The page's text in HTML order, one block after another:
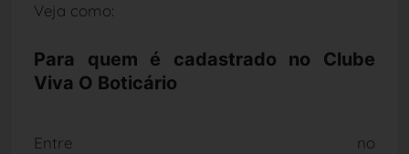
Veja como:
Para quem é cadastrado no Clube
Viva O Boticário
Entre no